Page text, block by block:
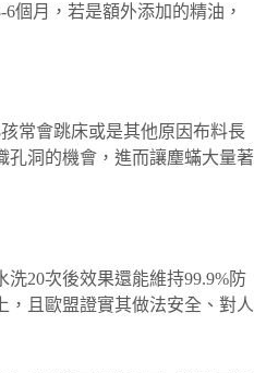
個月，若是額外添加的精油，
常會跳床或是其他原因布料長
孔洞的機會，進而讓塵蟎大量著
20次後效果還能維持99.9%防
，且歐盟證實其做法安全、對人